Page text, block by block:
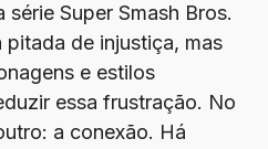
Super Smash Bros.
de injustiça, mas
e estilos
essa frustração. No
a conexão. Há